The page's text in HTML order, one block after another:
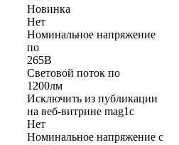
Новинка
Нет
Номинальное напряжение
по
265В
Световой поток по
1200лм
Исключить из публикации
на веб-витрине mag1c
Нет
Номинальное напряжение с